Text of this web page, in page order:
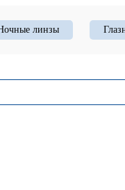
линзы